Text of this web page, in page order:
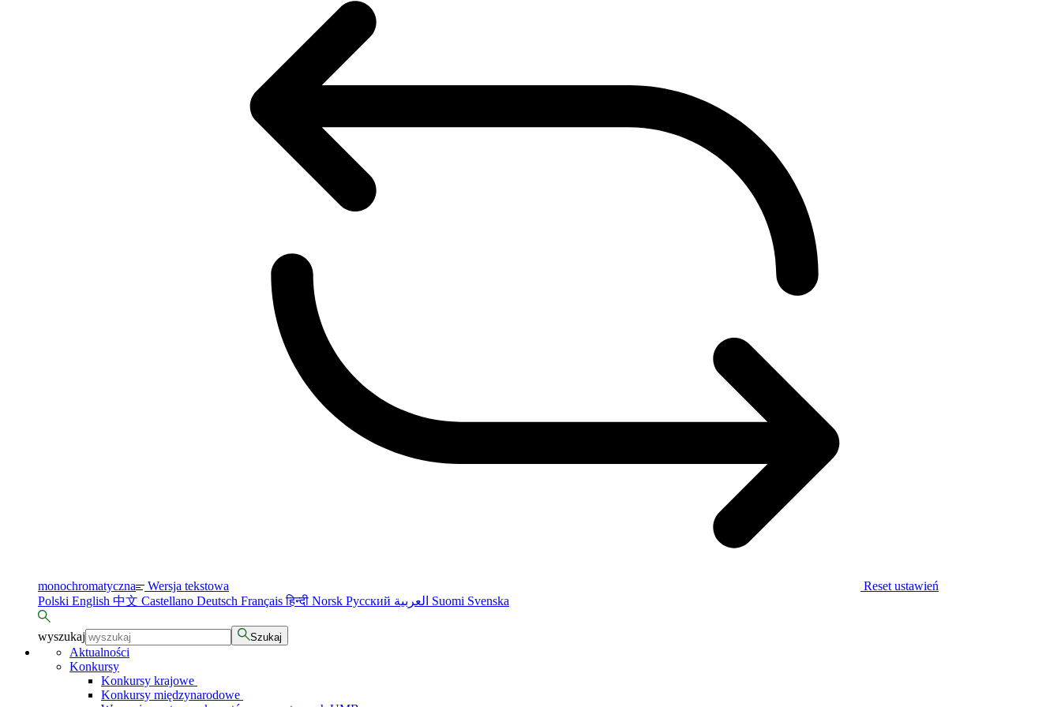
monochromatyczna Wersja tekstowa
Reset ustawień
Polski English 中文 Castellano Deutsch Françaisहिन्दी Norsk Русский Suomi Svenska
wyszukaj Szukaj
Aktualności
Konkursy
Konkursy krajowe
Konkursy międzynarodowe